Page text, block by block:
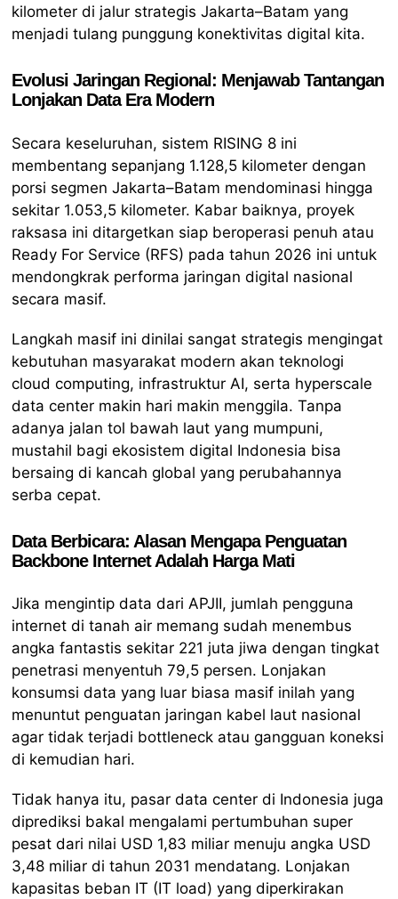
kilometer di jalur strategis Jakarta–Batam yang
menjadi tulang punggung konektivitas digital kita.
Evolusi Jaringan Regional: Menjawab Tantangan
Lonjakan Data Era Modern
Secara keseluruhan, sistem RISING 8 ini
membentang sepanjang 1.128,5 kilometer dengan
porsi segmen Jakarta–Batam mendominasi hingga
sekitar 1.053,5 kilometer. Kabar baiknya, proyek
raksasa ini ditargetkan siap beroperasi penuh atau
Ready For Service (RFS) pada tahun 2026 ini untuk
mendongkrak performa jaringan digital nasional
secara masif.
Langkah masif ini dinilai sangat strategis mengingat
kebutuhan masyarakat modern akan teknologi
cloud computing, infrastruktur AI, serta hyperscale
data center makin hari makin menggila. Tanpa
adanya jalan tol bawah laut yang mumpuni,
mustahil bagi ekosistem digital Indonesia bisa
bersaing di kancah global yang perubahannya
serba cepat.
Data Berbicara: Alasan Mengapa Penguatan
Backbone Internet Adalah Harga Mati
Jika mengintip data dari APJII, jumlah pengguna
internet di tanah air memang sudah menembus
angka fantastis sekitar 221 juta jiwa dengan tingkat
penetrasi menyentuh 79,5 persen. Lonjakan
konsumsi data yang luar biasa masif inilah yang
menuntut penguatan jaringan kabel laut nasional
agar tidak terjadi bottleneck atau gangguan koneksi
di kemudian hari.
Tidak hanya itu, pasar data center di Indonesia juga
diprediksi bakal mengalami pertumbuhan super
pesat dari nilai USD 1,83 miliar menuju angka USD
3,48 miliar di tahun 2031 mendatang. Lonjakan
kapasitas beban IT (IT load) yang diperkirakan